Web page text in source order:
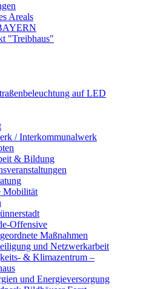
Areals
"Treibhaus"
auf LED
/ Interkommunalwerk
& Bildung
Mobilität
Offensive
Maßnahmen
und Netzwerkarbeit
& Klimazentrum –
und Energieversorgung